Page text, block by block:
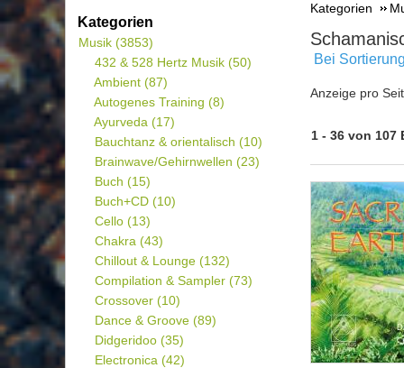
Kategorien
Musik (3853)
432 & 528 Hertz Musik (50)
Ambient (87)
Autogenes Training (8)
Ayurveda (17)
Bauchtanz & orientalisch (10)
Brainwave/Gehirnwellen (23)
Buch (15)
Buch+CD (10)
Cello (13)
Chakra (43)
Chillout & Lounge (132)
Compilation & Sampler (73)
Crossover (10)
Dance & Groove (89)
Didgeridoo (35)
Electronica (42)
Kategorien
Bei
Anzeige pro
1 - 36 von 107